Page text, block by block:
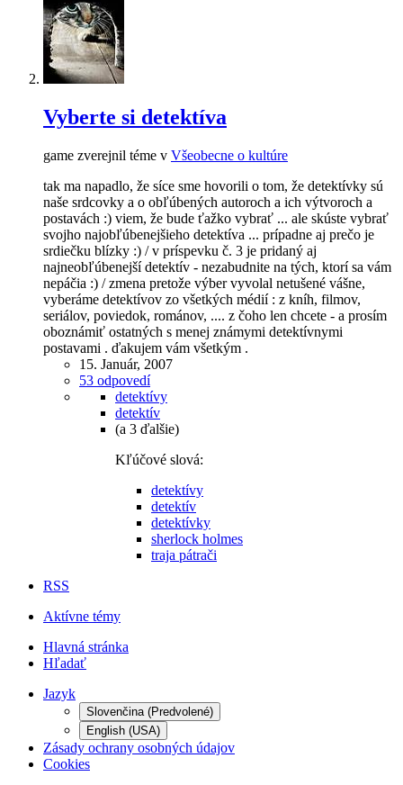
Vyberte si detektíva
game zverejnil téme v Všeobecne o kultúre
tak ma napadlo, že síce sme hovorili o tom, že detektívky sú
naše srdcovky a o obľúbených autoroch a ich výtvoroch a
postavách :) viem, že bude ťažko vybrať ... ale skúste vybrať
svojho najobľúbenejšieho detektíva ... prípadne aj prečo je
srdiečku blízky :) / v príspevku č. 3 je pridaný aj
najneobľúbenejší detektív - nezabudnite na tých, ktorí sa vám
nepáčia :) / zmena pretože výber vyvolal netušené vášne,
vyberáme detektívov zo všetkých médií : z kníh, filmov,
seriálov, poviedok, románov, .... z čoho len chcete - a prosím
oboznámiť ostatných s menej známymi detektívnymi
postavami . ďakujem vám všetkým .
15. Január, 2007
53 odpovedí
detektívy
detektív
(a 3 ďalšie)
Kľúčové slová:
detektívy
detektív
detektívky
sherlock holmes
traja pátrači
RSS
Aktívne témy
Hlavná stránka
Hľadať
Jazyk
Slovenčina (Predvolené)
English (USA)
Zásady ochrany osobných údajov
Cookies